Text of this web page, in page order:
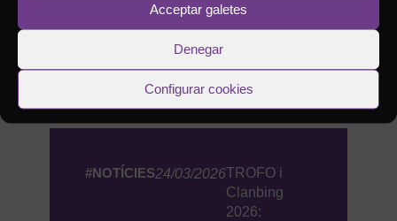
Acceptar galetes
Denegar
Configurar cookies
#NOTÍCIES24/03/2026TROFO i
Clanbing
2026: